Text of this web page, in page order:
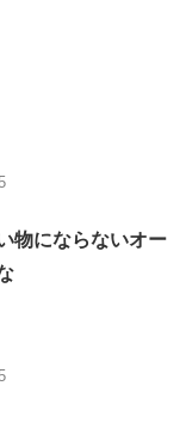
物にならないオー